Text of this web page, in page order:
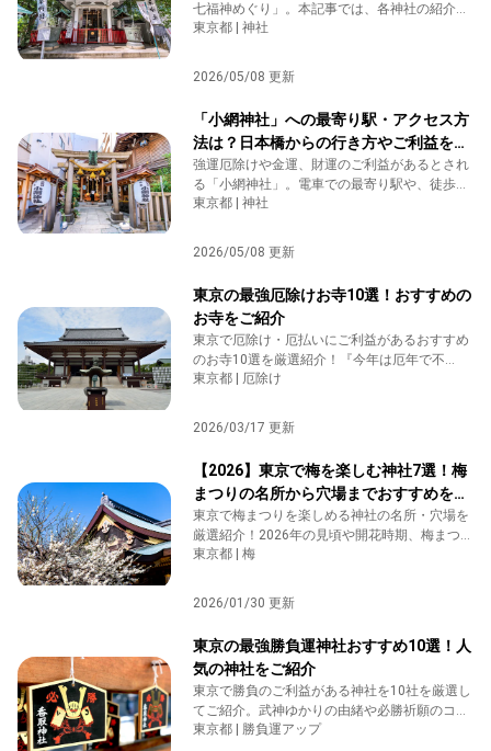
七福神めぐり」。本記事では、各神社の紹介や
ご利益、最寄り駅、ルート、所要時間などにつ
さいね。
東京都 | 神社
2026/05/08 更新
「小網神社」への最寄り駅・アクセス方
法は？日本橋からの行き方やご利益をご
紹介
強運厄除けや金運、財運のご利益があるとされ
る「小網神社」。電車での最寄り駅や、徒歩・
車でのアクセス方法、所要時間についてご紹介
東京都 | 神社
2026/05/08 更新
東京の最強厄除けお寺10選！おすすめの
お寺をご紹介
東京で厄除け・厄払いにご利益があるおすすめ
のお寺10選を厳選紹介！『今年は厄年で不
安…』『災難を断ち切りたい』という方へ、歴
します。不運を断ち切り、前向きな日々を取り
戻したい方におすすめの保存版記事です。
東京都 | 厄除け
2026/03/17 更新
【2026】東京で梅を楽しむ神社7選！梅
まつりの名所から穴場までおすすめを紹
介
東京で梅まつりを楽しめる神社の名所・穴場を
厳選紹介！2026年の見頃や開花時期、梅まつり
情報とあわせて、参拝でご利益もいただけるお
東京都 | 梅
2026/01/30 更新
東京の最強勝負運神社おすすめ10選！人
気の神社をご紹介
東京で勝負のご利益がある神社を10社を厳選し
てご紹介。武神ゆかりの由緒や必勝祈願のコ
ツ、勝守(かちまもり)の活用、試合・商談・試
東京都 | 勝負運アップ